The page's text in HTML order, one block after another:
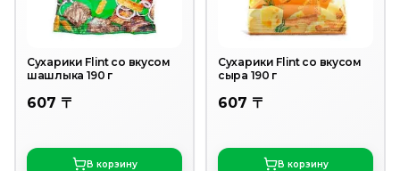
Сухарики Flint со вкусом
шашлыка 190 г
607 〒
В корзину
Сухарики Flint со вкусом
сыра 190 г
607 〒
В корзину